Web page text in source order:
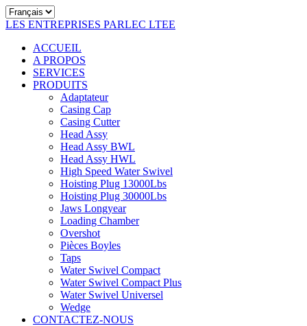
LES ENTREPRISES PARLEC LTEE
ACCUEIL
A PROPOS
SERVICES
PRODUITS
Adaptateur
Casing Cap
Casing Cutter
Head Assy
Head Assy BWL
Head Assy HWL
High Speed Water Swivel
Hoisting Plug 13000Lbs
Hoisting Plug 30000Lbs
Jaws Longyear
Loading Chamber
Overshot
Pièces Boyles
Taps
Water Swivel Compact
Water Swivel Compact Plus
Water Swivel Universel
Wedge
CONTACTEZ-NOUS